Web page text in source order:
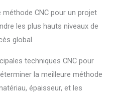
CNC pour un projet
les plus hauts niveaux de
global.
techniques CNC pour
la meilleure méthode
épaisseur, et les